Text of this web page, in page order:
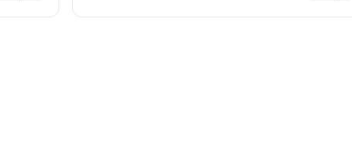
است.